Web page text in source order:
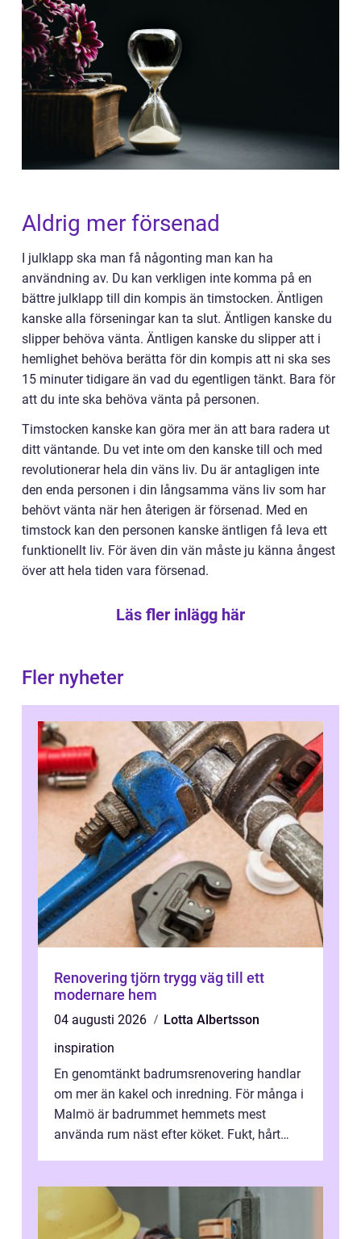
Aldrig mer försenad
I julklapp ska man få någonting man kan ha
användning av. Du kan verkligen inte komma på en
bättre julklapp till din kompis än timstocken. Äntligen
kanske alla förseningar kan ta slut. Äntligen kanske du
slipper behöva vänta. Äntligen kanske du slipper att i
hemlighet behöva berätta för din kompis att ni ska ses
15 minuter tidigare än vad du egentligen tänkt. Bara för
att du inte ska behöva vänta på personen.
Timstocken kanske kan göra mer än att bara radera ut
ditt väntande. Du vet inte om den kanske till och med
revolutionerar hela din väns liv. Du är antagligen inte
den enda personen i din långsamma väns liv som har
behövt vänta när hen återigen är försenad. Med en
timstock kan den personen kanske äntligen få leva ett
funktionellt liv. För även din vän måste ju känna ångest
över att hela tiden vara försenad.
Läs fler inlägg här
Fler nyheter
Renovering tjörn trygg väg till ett
modernare hem
04 augusti 2026
Lotta Albertsson
inspiration
En genomtänkt badrumsrenovering handlar
om mer än kakel och inredning. För många i
Malmö är badrummet hemmets mest
använda rum näst efter köket. Fukt, hårt